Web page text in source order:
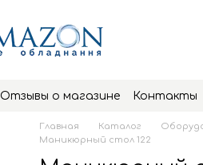
Отзывы о магазине Контакты
Главная Каталог
Маникюрный стол 122